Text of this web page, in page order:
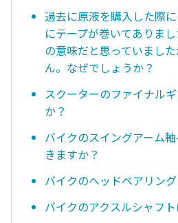
過去に原液を購入した際
にテープが巻いてありまし
の意味だと思っていまし
ん。なぜでしょうか？
スクーターのファイナル
か？
バイクのスイングアーム
きますか？
バイクのヘッドベアリン
バイクのアクスルシャフ